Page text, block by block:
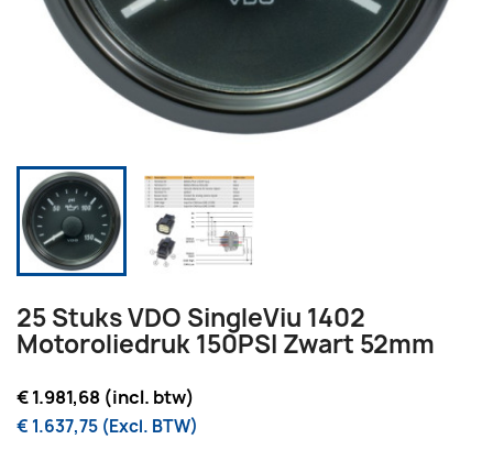
25 Stuks VDO SingleViu 1402
Motoroliedruk 150PSI Zwart 52mm
€ 1.981,68 (incl. btw)
€ 1.637,75 (Excl. BTW)